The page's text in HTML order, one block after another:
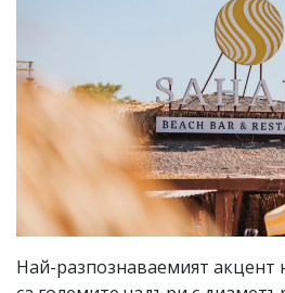
Най-разпознаваемият акцент